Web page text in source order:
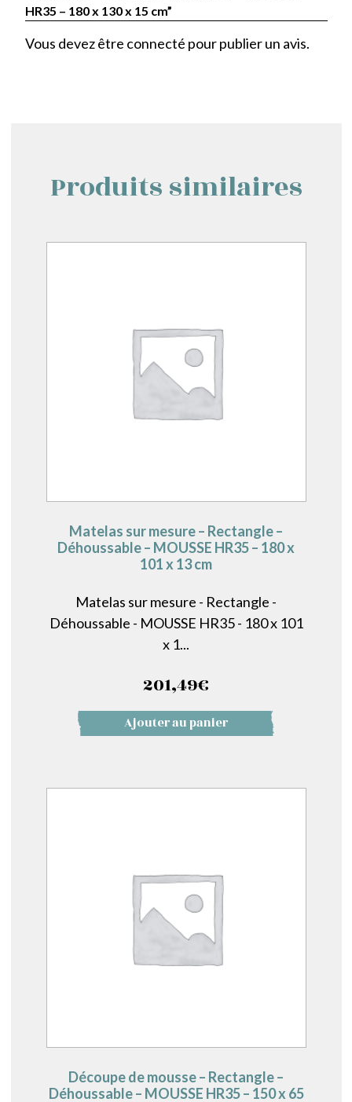
HR35 – 180 x 130 x 15 cm”
Vous devez être connecté pour publier un avis.
Produits similaires
Matelas sur mesure – Rectangle –
Déhoussable – MOUSSE HR35 – 180 x
101 x 13 cm
Matelas sur mesure - Rectangle -
Déhoussable - MOUSSE HR35 - 180 x 101
x 1...
201,49€
Ajouter au panier
Découpe de mousse – Rectangle –
Déhoussable – MOUSSE HR35 – 150 x 65